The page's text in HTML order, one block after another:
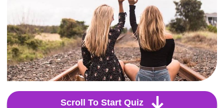
Scroll To Start Quiz